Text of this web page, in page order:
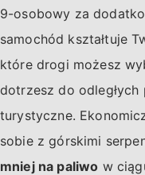
9-osobowy za
samochód kształtuje
które drogi możesz
dotrzesz do
turystyczne.
sobie z górskimi
mniej na paliwo w